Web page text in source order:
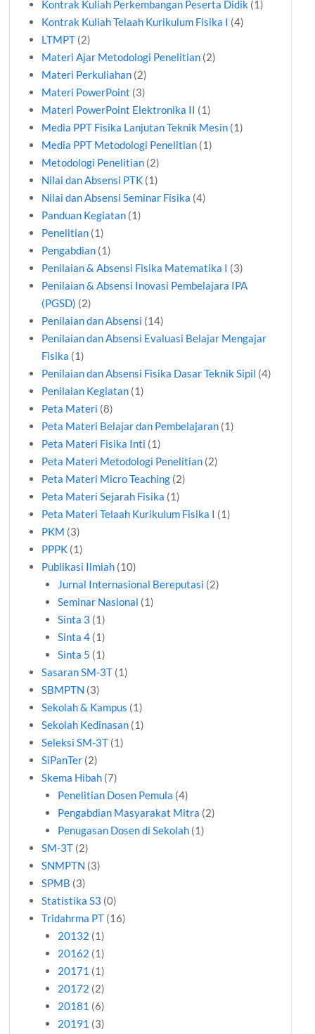
Kontrak Kuliah Perkembangan Peserta Didik (1)
Kontrak Kuliah Telaah Kurikulum Fisika I (4)
LTMPT (2)
Materi Ajar Metodologi Penelitian (2)
Materi Perkuliahan (2)
Materi PowerPoint (3)
Materi PowerPoint Elektronika II (1)
Media PPT Fisika Lanjutan Teknik Mesin (1)
Media PPT Metodologi Penelitian (1)
Metodologi Penelitian (2)
Nilai dan Absensi PTK (1)
Nilai dan Absensi Seminar Fisika (4)
Panduan Kegiatan (1)
Penelitian (1)
Pengabdian (1)
Penilaian & Absensi Fisika Matematika I (3)
Penilaian & Absensi Inovasi Pembelajara IPA
(PGSD) (2)
Penilaian dan Absensi (14)
Penilaian dan Absensi Evaluasi Belajar Mengajar
Fisika (1)
Penilaian dan Absensi Fisika Dasar Teknik Sipil (4)
Penilaian Kegiatan (1)
Peta Materi (8)
Peta Materi Belajar dan Pembelajaran (1)
Peta Materi Fisika Inti (1)
Peta Materi Metodologi Penelitian (2)
Peta Materi Micro Teaching (2)
Peta Materi Sejarah Fisika (1)
Peta Materi Telaah Kurikulum Fisika I (1)
PKM (3)
PPPK (1)
Publikasi Ilmiah (10)
Jurnal Internasional Bereputasi (2)
Seminar Nasional (1)
Sinta 3 (1)
Sinta 4(1)
Sinta 5 (1)
Sasaran SM-3T (1)
SBMPTN (3)
Sekolah & Kampus (1)
Sekolah Kedinasan (1)
Seleksi SM-3T (1)
SiPanTer (2)
Skema Hibah (7)
Penelitian Dosen Pemula (4)
Pengabdian Masyarakat Mitra (2)
Penugasan Dosen di Sekolah(1)
SM-3T (2)
SNMPTN (3)
SPMB (3)
Statistika S3 (0)
Tridahrma PT (16)
20132 (1)
20162 (1)
20171 (1)
20172 (2)
20181 (6)
20191 (3)